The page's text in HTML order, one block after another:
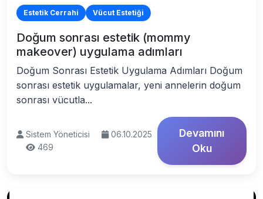
Estetik Cerrahi Vücut Estetiği
Doğum sonrası estetik (mommy
makeover) uygulama adımları
Doğum Sonrası Estetik Uygulama Adımları Doğum
sonrası estetik uygulamalar, yeni annelerin doğum
sonrası vücutla...
Sistem Yöneticisi
06.10.2025
469
Devamını
Oku